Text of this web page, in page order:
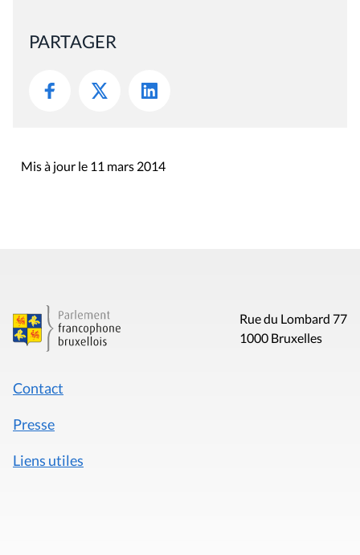
PARTAGER
Mis à jour le 11 mars 2014
Rue du Lombard 77
1000 Bruxelles
Contact
Presse
Liens utiles